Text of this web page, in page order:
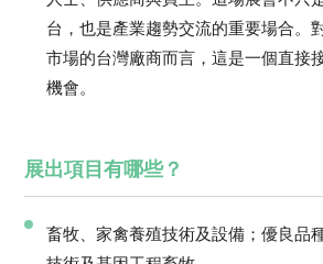
台，也是產業趨勢交流的重要場合。
市場的台灣廠商而言，這是一個直接
機會。
展出項目有哪些？
畜牧、家禽養殖技術及設備；優良品